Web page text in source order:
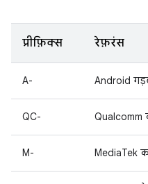
प्रीफ़िक्स रेफ़रंस
A- Android
QC-
M- MediaTek